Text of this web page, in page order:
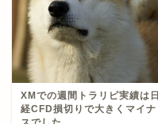
XMでの週間トラリピ実績は日
経CFD損切りで大きくマイナ